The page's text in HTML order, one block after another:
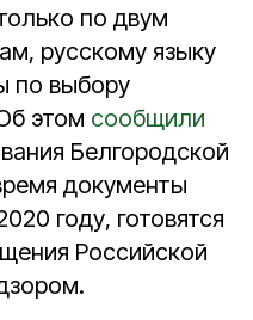
по двум
русскому языку
по выбору
этом сообщили
Белгородской
документы
году, готовятся
Российской